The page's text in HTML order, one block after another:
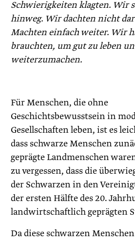
Schwierigkeiten klagten. Wir
hinweg. Wir dachten nicht
Machten einfach weiter. Wir
brauchten, um gut zu leben
weiterzumachen.
Für Menschen, die ohne
Geschichtsbewusstsein in
Gesellschaften leben, ist es
dass schwarze Menschen
geprägte Landmenschen
zu vergessen, dass die
der Schwarzen in den
der ersten Hälfte des 20.
landwirtschaftlich geprägten
Da diese schwarzen